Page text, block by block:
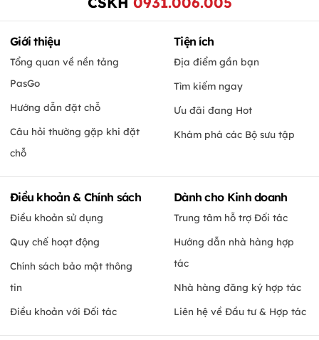
Giới thiệu
Tổng quan về nền tảng
PasGo
Hướng dẫn đặt chỗ
Câu hỏi thường gặp khi đặt
chỗ
Tiện ích
Địa điểm gần bạn
Tìm kiếm ngay
Ưu đãi đang Hot
Khám phá các Bộ sưu tập
Điều khoản & Chính sách
Điều khoản sử dụng
Quy chế hoạt động
Chính sách bảo mật thông
tin
Điều khoản với Đối tác
Dành cho Kinh doanh
Trung tâm hỗ trợ Đối tác
Hướng dẫn nhà hàng hợp
tác
Nhà hàng đăng ký hợp tác
Liên hệ về Đầu tư & Hợp tác